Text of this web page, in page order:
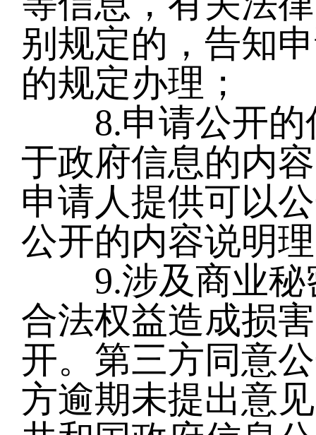
别规定的，告知
的规定办理；
8.申请公开的
于政府信息的内
申请人提供可以
公开的内容说明
9.涉及商业秘
合法权益造成损
开。第三方同意
方逾期未提出意